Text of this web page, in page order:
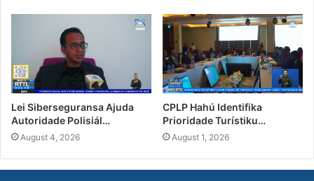
Lei Siberseguransa Ajuda
Autoridade Polisiál…
August 4, 2026
CPLP Hahú Identifika
Prioridade Turístiku…
August 1, 2026